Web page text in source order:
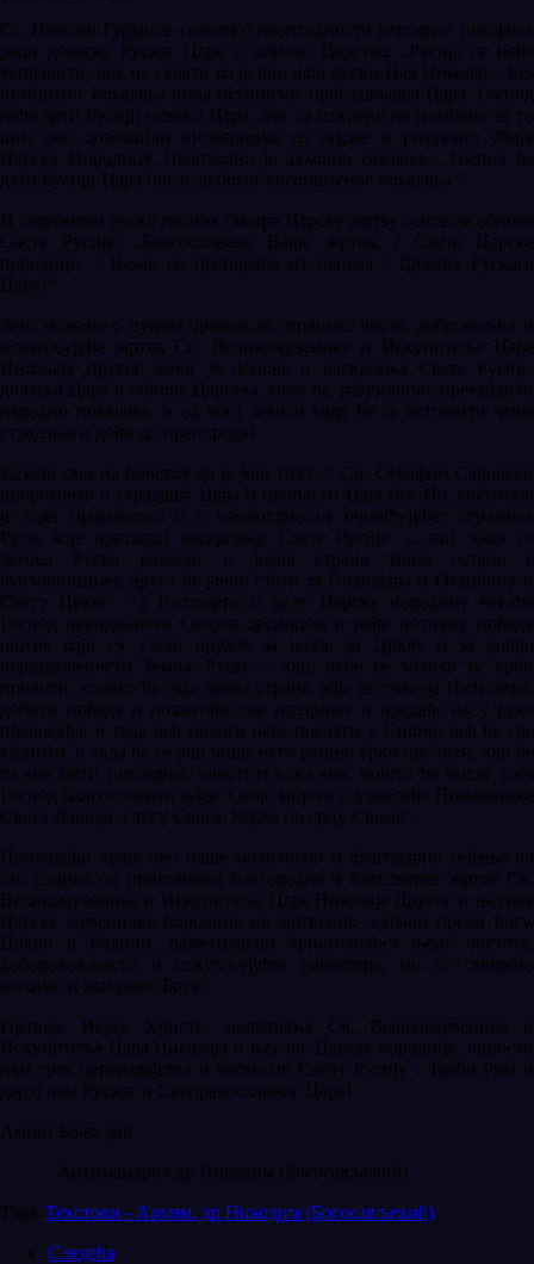
Ст. Николај Гурјанов говори о неопходности народног покајања
ради доласка Руског Цара и обнове Царства: „Русија се неће
усправити, док не схвати ко је био наш руски Цар Николај... Без
истинитог покајања нема истинитог прослављања Цара. Господ
неће дати Русији новога Цара, док се искрено не покајемо за то
што смо дозволили иноверцима да оцрне и ритуално убију
Царску Породицу. Неопходно је духовно сазнање... Господ ће
дати Русији Цара после дубоког свеопштеног покајања“.
И савремени руски песник сматра Царску жртву основом обнове
Свете Русије: „Благословена Ваша жртва, / Света Царска
породицо. / Њоме се препорађа из пепела / Држава Рускога
Цара!“
Зато можемо с пуним правом да тврдимо: чиста, добровољна и
искупљујућа жртва Св. Великомученика и Искупитеља Цара
Николаја Другог залог је обнове и васкрсења Свете Русије,
доласка Цара и обнове Царства, коме ће, разумљиво, претходити
народно покајање, и од кога зависи када ће се испунити чаша
страдања и доћи до препорода!
Казали смо на почетку да је још 1832. г. Св. Серафим Саровски
пророковао о страдању Цара и пропасти Царства. Но, светитељ
је тада пророковао и о неопохдности очишћујућег страдања
Руса, које претходи васкрсењу Свете Русије: „...али, када се
Земља Руска раздели и једна страна јавно остане с
бунтовницима, друга ће јавно стати за Господара и Отаџбину и
Свету Цркву – а Господара и целу Царску породицу чуваће
Господ невидљивом Својом десницом и даће потпуну победу
онима који су узели оружје за њега, за Цркву и за добро
нераздељености Земље Руске – али, неће се толико ту крви
пролити, колико ће тада десна страна, која је стала за Господара,
добити победу и похватаће све издајнике и предаће их у руке
правосуђа, и тада већ никога неће послати у Сибир, већ ће све
казнити, и тада ће се још више него раније крви пролити, али ће
та крв бити последња, очиститељска крв, пошто ће после тога
Господ благословити људе Своје миром и узвисиће Помазаника
Свога Давида, слугу Свога, Мужа по срцу Своме“.
Приводећи крају ово наше молитвено и благодарно сећање на
сто година од приношења благородне и благоверне жртве Св.
Великомученика и Искупитеља Цара Николаја Другог и његове
Царске мученичке породице на жртвеник љубави према Богу,
Цркви и Родини, разматрајући христоликост њене чистоте,
доборовољности и искупљујућег карактера, ми се смирено
молимо и вапијемо Богу:
Господе Исусе Христе, молитвама Св. Великомученика и
Искупитеља Цара Николаја и његове Царске породице, опрости
нам грех цареиздајства и васкрсни Свету Русију - Трећи Рим и
даруј нам Руског и Свеправославног Цара!
Амин! Боже дај!
Архимандрит др Никодим (Богосављевић)
Tags: Текстови - Архим. др Никодим (Богосављевић)
Следећа